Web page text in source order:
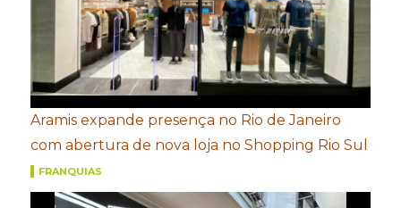
Aramis expande presença no Rio de Janeiro
com abertura de nova loja no Shopping Rio Sul
FRANQUIAS